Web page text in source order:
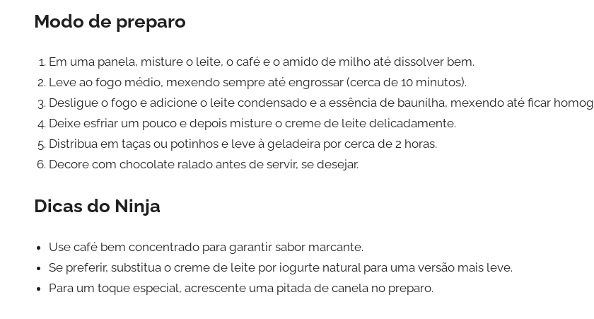
Modo de preparo
Em uma panela, misture o leite, o café e o amido de milho até dissolver bem.
Leve ao fogo médio, mexendo sempre até engrossar (cerca de 10 minutos).
Desligue o fogo e adicione o leite condensado e a essência de baunilha, mexendo até ficar
Deixe esfriar um pouco e depois misture o creme de leite delicadamente.
Distribua em taças ou potinhos e leve à geladeira por cerca de 2 horas.
Decore com chocolate ralado antes de servir, se desejar.
Dicas do Ninja
Use café bem concentrado para garantir sabor marcante.
Se preferir, substitua o creme de leite por iogurte natural para uma versão mais leve.
Para um toque especial, acrescente uma pitada de canela no preparo.